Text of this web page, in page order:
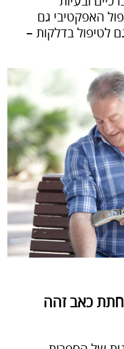
האפקטיבי גם
לטיפול בדלקות –
כאב זהה